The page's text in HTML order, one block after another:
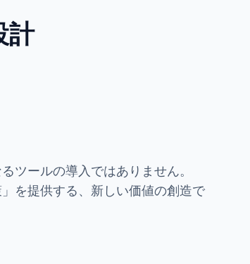
計
ツールの導入ではありません。
を提供する、新しい価値の創造で